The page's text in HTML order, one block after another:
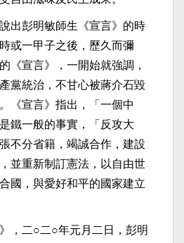
出彭明敏師生《宣言》的時
或一甲子之後，歷久而彌
《宣言》，一開始就強調，
黨統治，不甘心被蔣介石毀
《宣言》指出，「一個中
鐵一般的事實，「反攻大
不分省籍，竭誠合作，建設
並重新制訂憲法，以自由世
國，與愛好和平的國家建立
，二○二○年元月二日，彭明